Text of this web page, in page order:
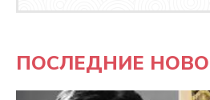
ПОСЛЕДНИЕ